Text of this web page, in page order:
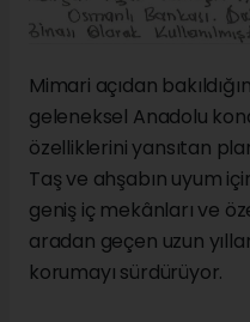
Mimari açıdan
geleneksel Anadolu
özelliklerini yansıtan
Taş ve ahşabın uyum
geniş iç mekânları ve
aradan geçen uzun
korumayı sürdürüyor.